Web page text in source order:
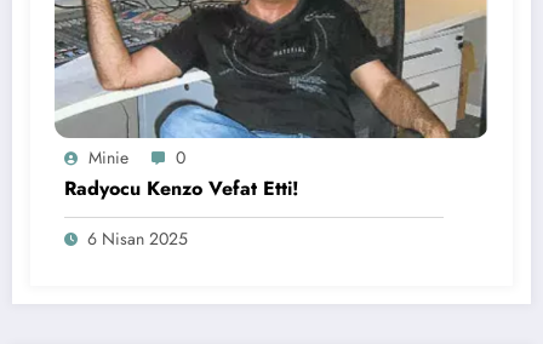
Minie 0
Radyocu Kenzo Vefat Etti!
6 Nisan 2025